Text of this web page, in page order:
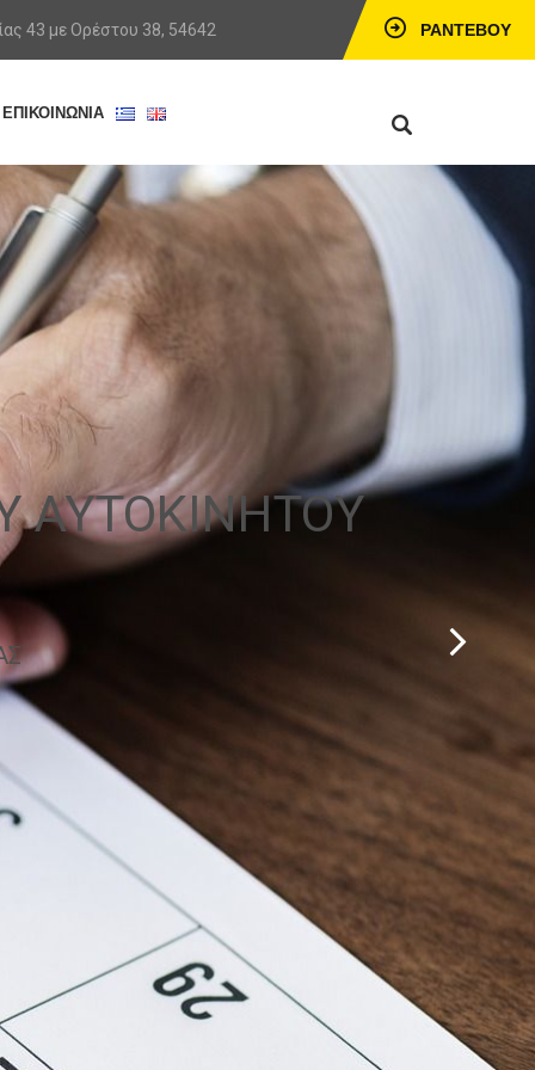
ΡΑΝΤΕΒΟΎ
43 με Ορέστου 38, 54642
ΕΠΙΚΟΙΝΩΝΙΑ
ΧΩΡΟ ΤΟΥ
ΑΥΤΟΚΙΝΗΤΟY